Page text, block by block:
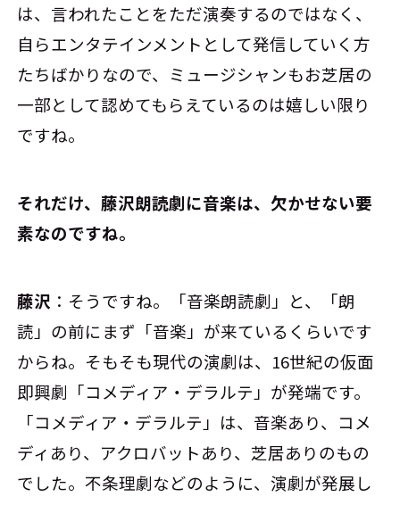
は、言われたことをただ演奏するのではなく、
自らエンタテインメントとして発信していく方
たちばかりなので、ミュージシャンもお芝居の
一部として認めてもらえているのは嬉しい限り
ですね。
――それだけ、藤沢朗読劇に音楽は、欠かせない要
素なのですね。
藤沢 ：そうですね。「音楽朗読劇」と、「朗
読」の前にまず「音楽」が来ているくらいです
からね。そもそも現代の演劇は、16世紀の仮面
即興劇「コメディア・デラルテ」が発端です。
「コメディア・デラルテ」は、音楽あり、コメ
ディあり、アクロバットあり、芝居ありのもの
でした。不条理劇などのように、演劇が発展し